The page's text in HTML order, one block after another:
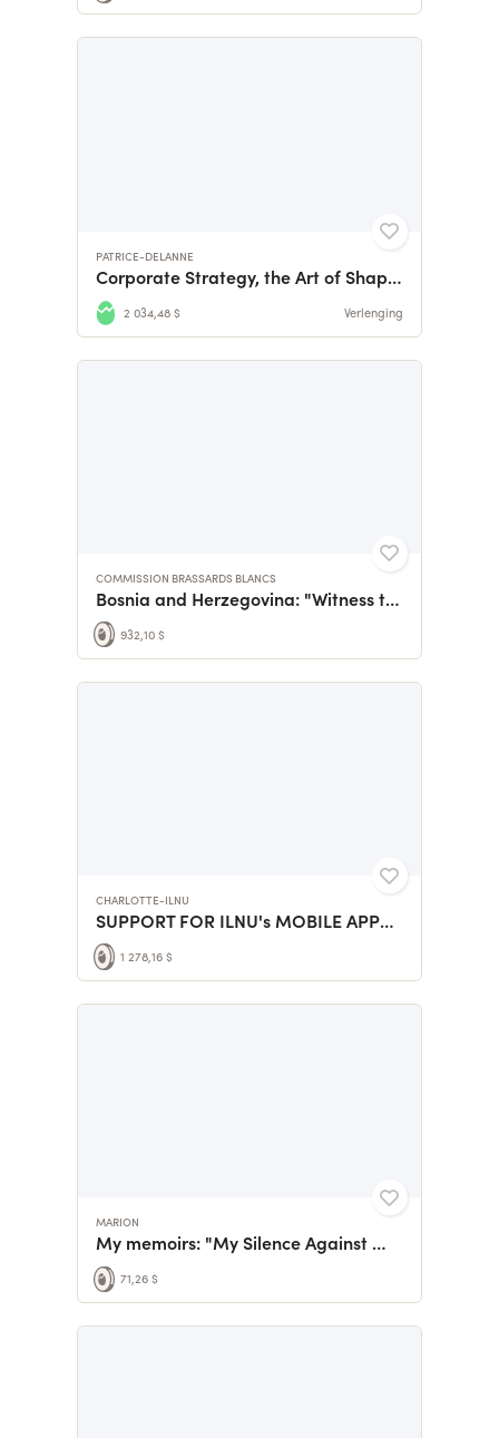
PATRICE-DELANNE
Corporate Strategy, the Art of Shaping the Future
2 034,48 $ Verlenging
COMMISSION BRASSARDS BLANCS
Bosnia and Herzegovina: "Witness to Genocide"
932,10 $
CHARLOTTE-ILNU
SUPPORT FOR ILNU's MOBILE APPLICATION DEVELOPMENT!
1 278,16 $
MARION
My memoirs: "My Silence Against My Body".
71,26 $